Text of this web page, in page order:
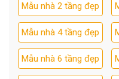
Mẫu nhà 2 tầng đẹp
Mẫu nhà 4 tầng đẹp
Mẫu nhà 6 tầng đẹp